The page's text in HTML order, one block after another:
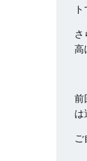
高
前
は
ご